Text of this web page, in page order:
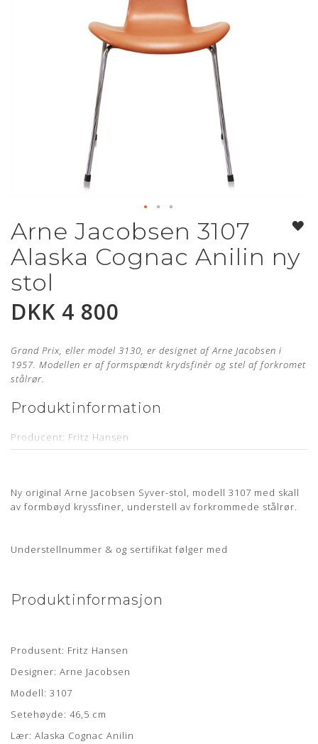
Gå
til
begynnelsen
av
bildegalleri
Arne Jacobsen 3107
Alaska Cognac Anilin ny
stol
DKK 4 800
Grand Prix, eller model 3130, er designet af Arne Jacobsen i
1957. Modellen er af formspændt krydsfinér og stel af forkromet
stålrør.
Produktinformation
Producent: Fritz Hansen
Læder: Elegance Walnut Anilin
Mangler du en ny polstring til din Arne Jacobsen stol?
Om læderet
Anilin læder er en eksklusiv lædertype, hvor råvarer fra kun
det bedste sorteringsniveau er anvendt. Anilin læder har
Læderet har en naturlig rå, blød og åndbar overflade som
bidrager til en fremragende siddekomfort samt det
Ny original Arne Jacobsen Syver-stol, modell 3107 med skall
av formbøyd kryssfiner, understell av forkrommede stålrør.
Understellnummer & og sertifikat følger med
Produktinformasjon
Produsent: Fritz Hansen
Designer: Arne Jacobsen
Modell: 3107
Setehøyde: 46,5 cm
Lær: Alaska Cognac Anilin